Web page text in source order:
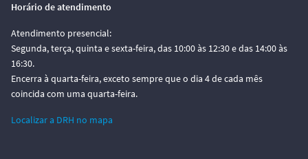
Horário de atendimento
Atendimento presencial:
Segunda, terça, quinta e sexta-feira, das 10:00 às 12:30 e das 14:00 às
16:30.
Encerra à quarta-feira, exceto sempre que o dia 4 de cada mês
coincida com uma quarta-feira.
Localizar a DRH no mapa